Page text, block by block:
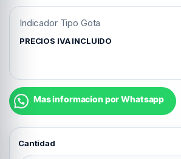
Indicador Tipo Gota
PRECIOS IVA INCLUIDO
Mas informacion por Whatsapp